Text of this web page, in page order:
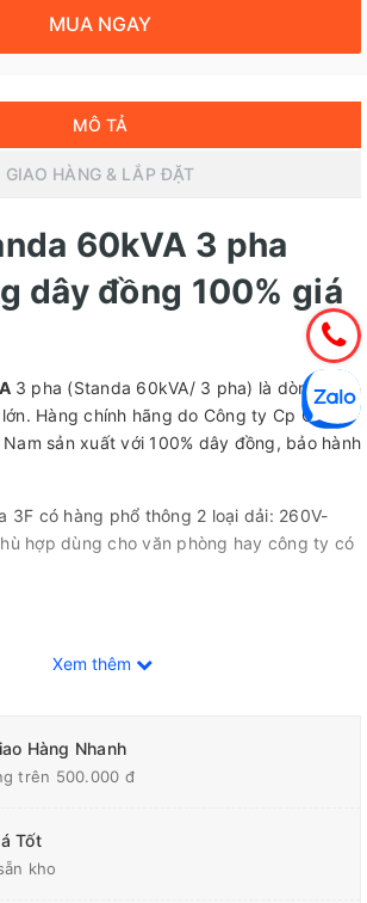
MUA NGAY
MÔ TẢ
GIAO HÀNG & LẮP ĐẶT
60kVA 3 pha
dây đồng 100% giá
3 pha (Standa 60kVA/ 3 pha) là dòng ổn
Hàng chính hãng do Công ty Cp Ổn áp
sản xuất với 100% dây đồng, bảo hành
3F có hàng phổ thông 2 loại dải: 260V-
hợp dùng cho văn phòng hay công ty có
phân biệt Ổn áp
3F (dải 260v-430v); ST-60KVA-3F-DR (dải
Xem thêm
Hàng Nhanh
trên 500.000 đ
Tốt
kho